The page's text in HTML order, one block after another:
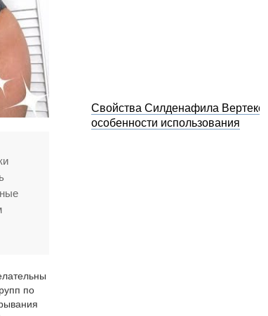
по
Свойства Силденафила Вертекс и
особенности использования